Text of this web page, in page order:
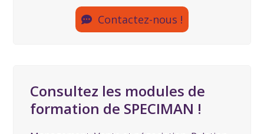
Contactez-nous !
Consultez les modules de
formation de SPECIMAN !